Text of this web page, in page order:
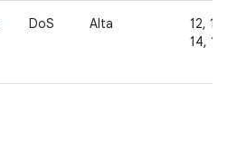
DoS Alta
12,
14, 15